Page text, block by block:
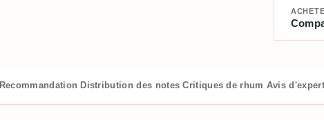
Recommandation Distribution des notes Critiques de rhum Avis